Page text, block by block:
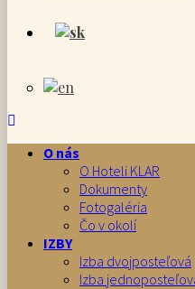
O nás
O Hoteli KLAR
Dokumenty
Fotogaléria
Čo v okolí
IZBY
Izba dvojposteľová
Izba